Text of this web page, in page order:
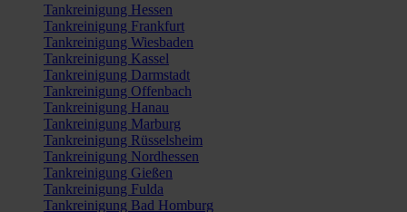
Tankreinigung Hessen
Tankreinigung Frankfurt
Tankreinigung Wiesbaden
Tankreinigung Kassel
Tankreinigung Darmstadt
Tankreinigung Offenbach
Tankreinigung Hanau
Tankreinigung Marburg
Tankreinigung Rüsselsheim
Tankreinigung Nordhessen
Tankreinigung Gießen
Tankreinigung Fulda
Tankreinigung Bad Homburg